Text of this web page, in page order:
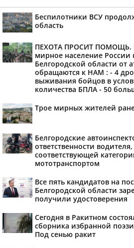
Беспилотники ВСУ
область
ПЕХОТА ПРОСИТ
мирное население России
Белгородской области от
обращаются к НАМ : - 4
выживания бойцов в
количества БПЛА - 50
Трое мирных жителей
Белгородские
ответственности
соответствующей
мототранспортом
Все пять кандидатов на
Белгородской области
получили удостоверения
Сегодня в Ракитном
сборника избранной
Под сенью ракит